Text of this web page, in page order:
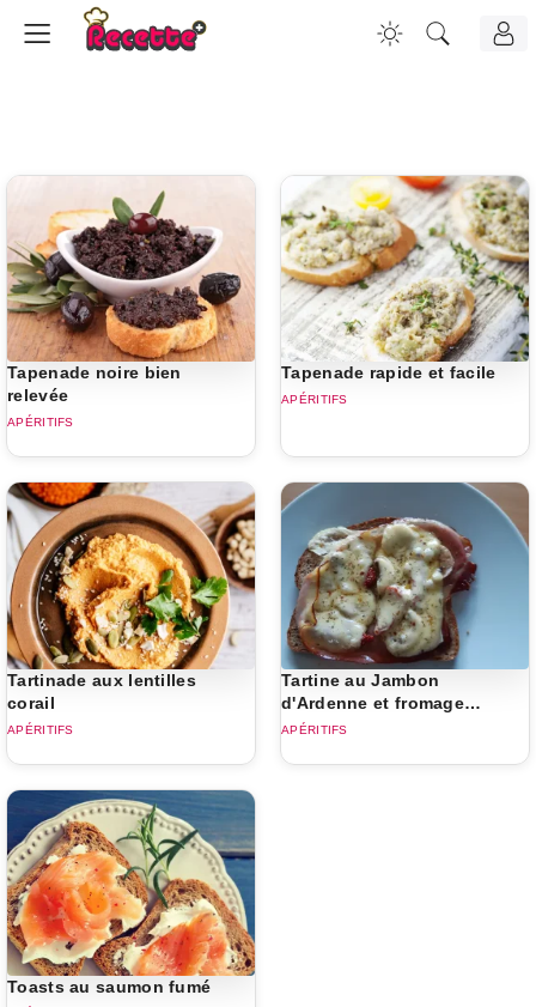
Tapenade noire bien
relevée
APÉRITIFS
Tapenade rapide et facile
APÉRITIFS
Tartinade aux lentilles
corail
APÉRITIFS
Tartine au Jambon
d'Ardenne et fromage
d'Orval
APÉRITIFS
Toasts au saumon fumé